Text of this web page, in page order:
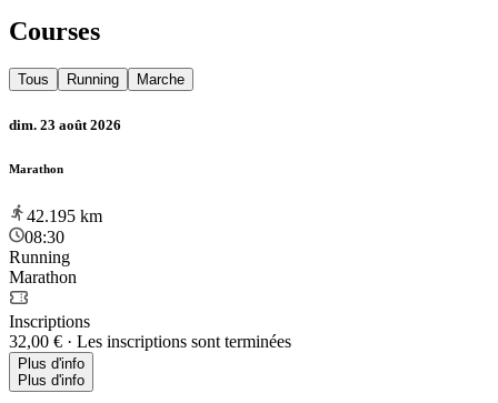
Courses
Tous Running Marche
dim. 23 août 2026
Marathon
42.195 km
08:30
Running
Marathon
Inscriptions
32,00 € · Les inscriptions sont terminées
Plus d'info
Plus d'info